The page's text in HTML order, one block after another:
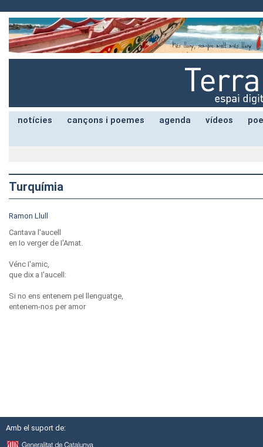
notícies cançons i poemes agenda vídeos
Turquímia
Ramon Llull
Cantava l'aucell
en Io verger de I'Amat.
Vénc I'amic,
que dix a I'aucell:
Si no ens entenem peI llenguatge,
entenem-nos per amor
Amb el suport de: